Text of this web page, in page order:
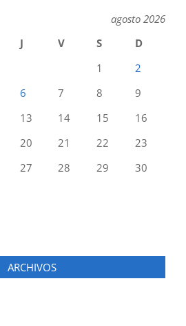
agosto 2026
J V S
D
1
2
6 7 8
9
13 14 15
16
20 21 22
23
27 28 29
30
ARCHIVOS